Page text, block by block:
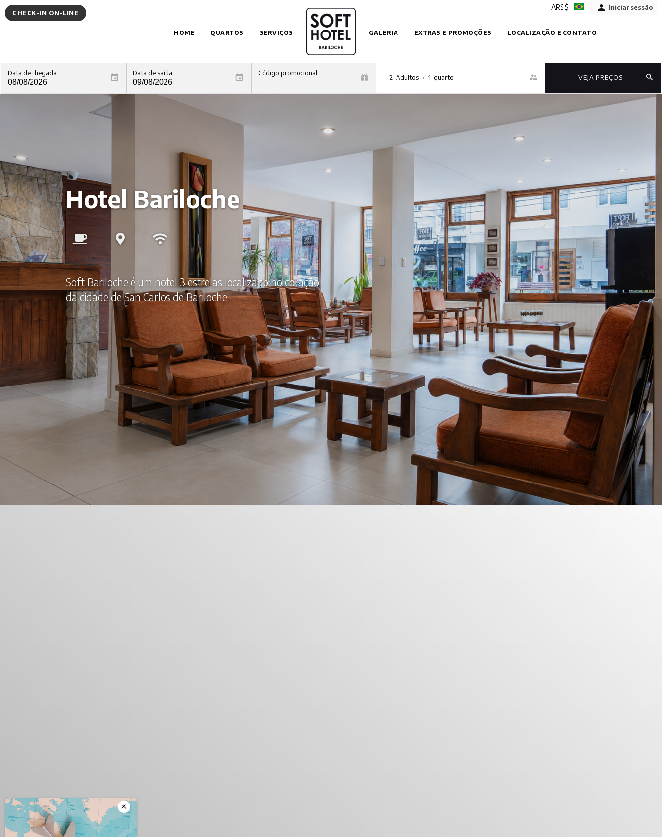
ARS $ Iniciar sessão
CHECK-IN ON-LINE
HOME QUARTOS SERVIÇOS GALERIA EXTRAS E PROMOÇÕES LOCALIZAÇÃO E CONTATO
Data de chegada Data de saída Código promocional
2 Adultos • 1 quarto VEJA PREÇOS
Hotel Bariloche
Soft Bariloche é um hotel 3 estrelas localizado no coração
da cidade de San Carlos de Bariloche